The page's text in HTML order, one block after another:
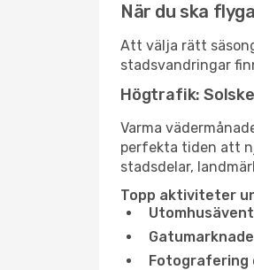
När du ska
Att välja rätt
stadsvandringar
Högtrafik:
Varma
perfekta tiden att
stadsdelar,
Topp aktiviteter
Fotografering